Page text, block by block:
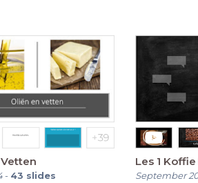
- 43 slides
Les 1 Koffie
September